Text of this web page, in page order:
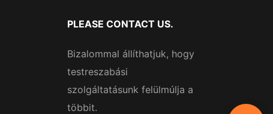
PLEASE CONTACT US.
Bizalommal állíthatjuk, hogy
testreszabási
szolgáltatásunk felülmúlja a
többit.